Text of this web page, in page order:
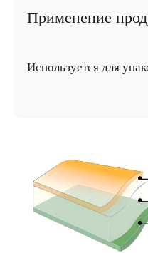
Применение
Используется для